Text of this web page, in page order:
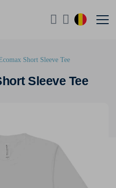
Sleeve Tee
Short Sleeve Tee